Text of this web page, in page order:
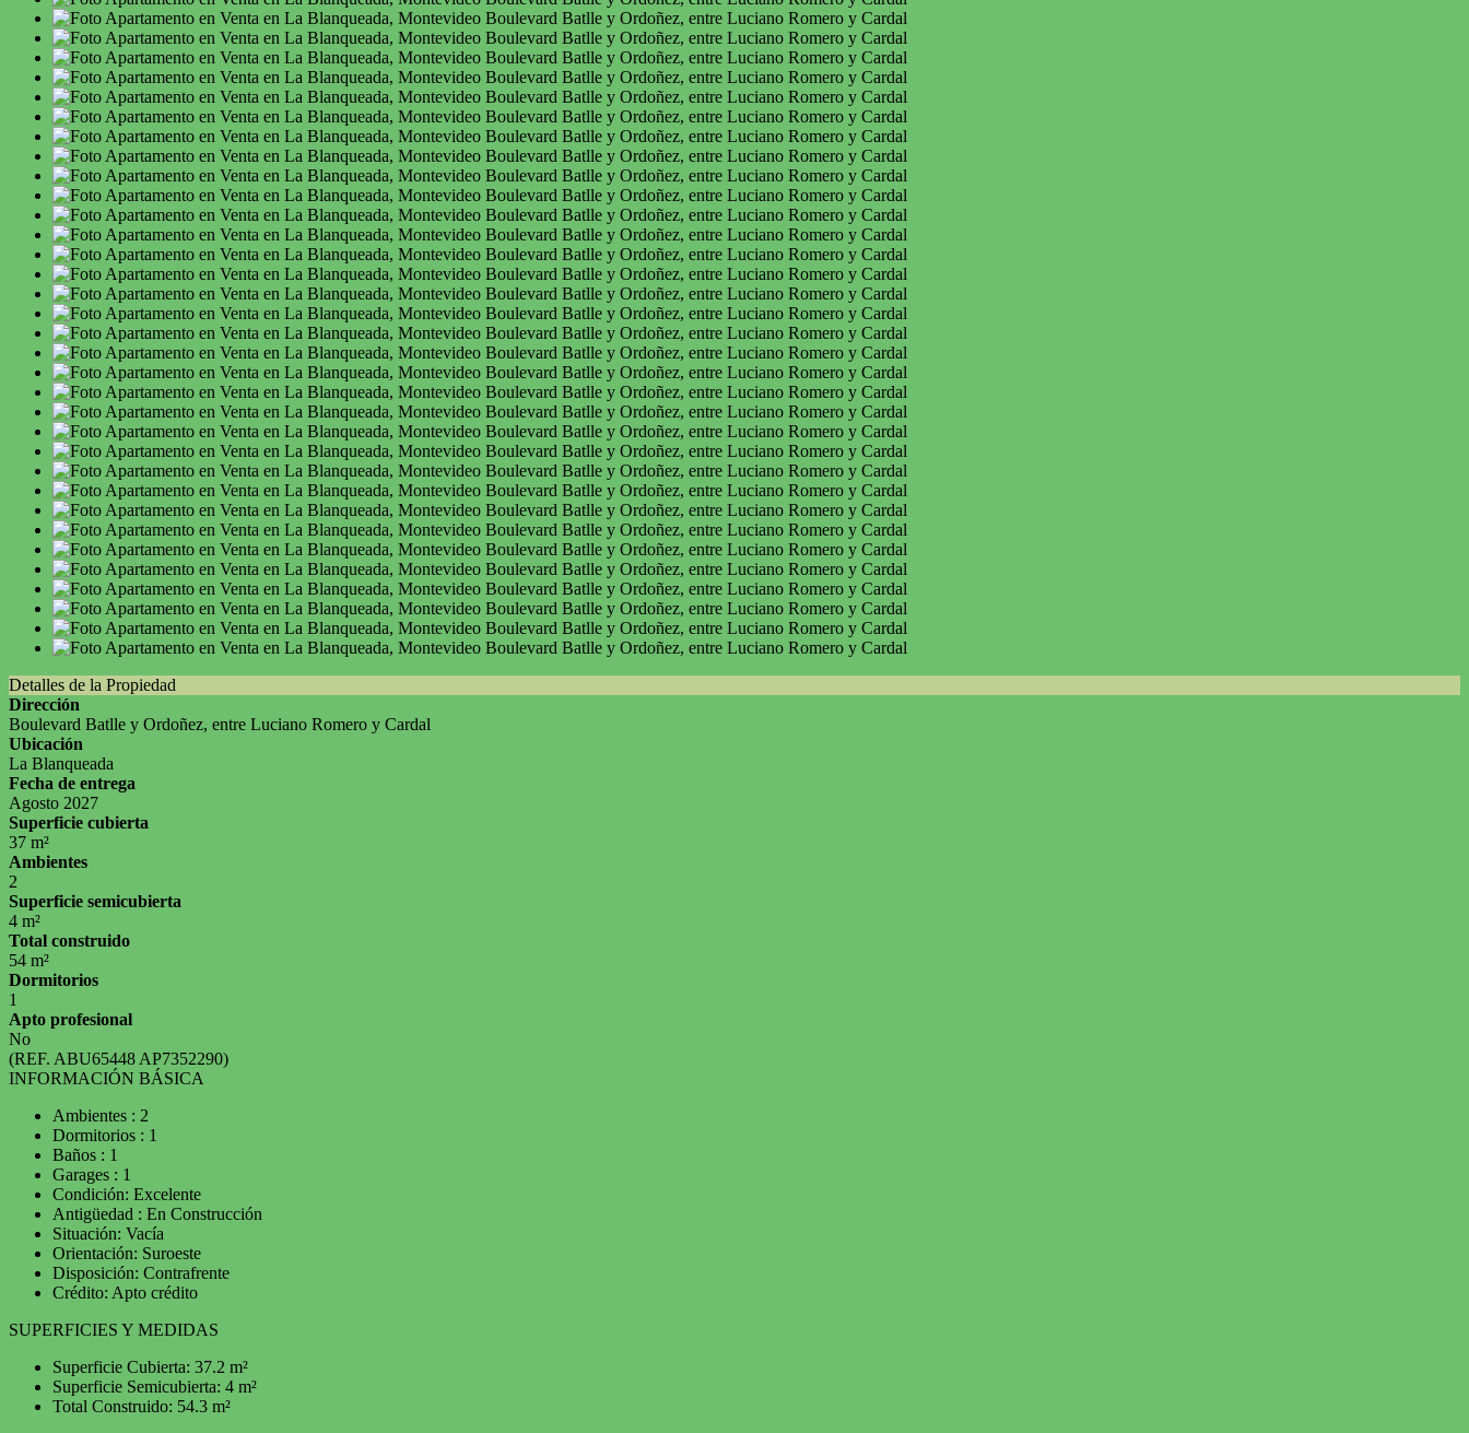
Detalles de la Propiedad
Dirección
Boulevard Batlle y Ordoñez, entre Luciano Romero y Cardal
Ubicación
La Blanqueada
Fecha de entrega
Agosto 2027
Superficie cubierta
37 m²
Ambientes
2
Superficie semicubierta
4 m²
Total construido
54 m²
Dormitorios
1
Apto profesional
No
(REF. ABU65448 AP7352290)
INFORMACIÓN BÁSICA
Ambientes : 2
Dormitorios : 1
Baños : 1
Garages : 1
Condición: Excelente
Antigüedad : En Construcción
Situación: Vacía
Orientación: Suroeste
Disposición: Contrafrente
Crédito: Apto crédito
SUPERFICIES Y MEDIDAS
Superficie Cubierta: 37.2 m²
Superficie Semicubierta: 4 m²
Total Construido: 54.3 m²